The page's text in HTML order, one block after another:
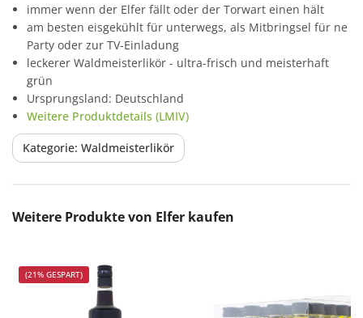
immer wenn der Elfer fällt oder der Torwart einen hält
am besten eisgekühlt für unterwegs, als Mitbringsel für ne
Party oder zur TV-Einladung
leckerer Waldmeisterlikör - ultra-frisch und meisterhaft
grün
Ursprungsland: Deutschland
Weitere Produktdetails (LMIV)
Kategorie: Waldmeisterlikör
Produktgalerie überspringen
Weitere Produkte von Elfer kaufen
(21% GESPART)